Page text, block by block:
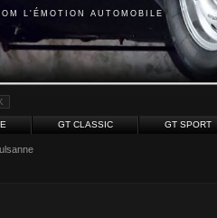
L'ÉMOTION AUTOMOBILE
GT CLASSIC GT SPORT